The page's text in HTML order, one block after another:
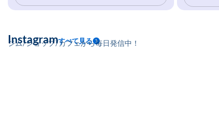
ジム/ショップ/カフェから毎日発信中！
Instagramすべて見る